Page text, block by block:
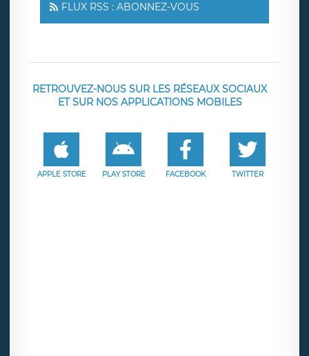
FLUX RSS : ABONNEZ-VOUS
RETROUVEZ-NOUS SUR LES RÉSEAUX SOCIAUX
ET SUR NOS APPLICATIONS MOBILES
APPLE STORE PLAY STORE FACEBOOK TWITTER